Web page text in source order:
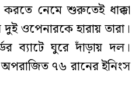
নেমে শুরুতেই ধাক্কা
ওপেনারকে হারায় তারা।
ব্যাটে ঘুরে দাঁড়ায় দল।
৭৬ রানের ইনিংস